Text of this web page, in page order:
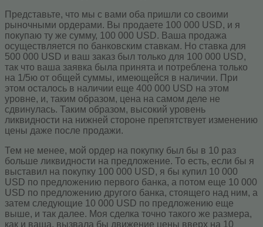
Представьте, что мы с вами оба пришли со своими
рыночными ордерами. Вы продаете 100 000 USD, и я
покупаю ту же сумму, 100 000 USD. Ваша продажа
осуществляется по банковским ставкам. Но ставка для
500 000 USD и ваш заказ был только для 100 000 USD,
так что ваша заявка была принята и потреблена только
на 1/5ю от общей суммы, имеющейся в наличии. При
этом осталось в наличии еще 400 000 USD на этом
уровне, и, таким образом, цена на самом деле не
сдвинулась. Таким образом, высокий уровень
ликвидности на нижней стороне препятствует изменению
цены даже после продажи.
Тем не менее, мой ордер на покупку был бы в 10 раз
больше ликвидности на предложение. То есть, если бы я
выставил на покупку 100 000 USD, я бы купил 10 000
USD по предложению первого банка, а потом еще 10 000
USD по предложению другого банка, стоящего над ним, а
затем следующие 10 000 USD по предложению еще
выше, и так далее. Моя сделка точно такого же размера,
как и ваша, вызвала бы движение цены вверх на 10